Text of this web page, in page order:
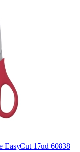
17սմ 60838